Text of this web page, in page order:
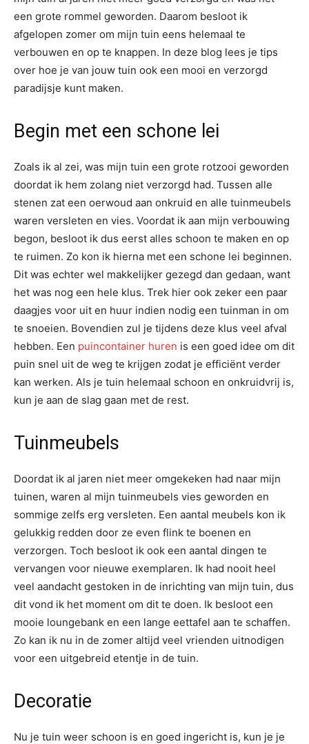
een grote rommel geworden. Daarom besloot ik
afgelopen zomer om mijn tuin eens helemaal te
verbouwen en op te knappen. In deze blog lees je tips
over hoe je van jouw tuin ook een mooi en verzorgd
paradijsje kunt maken.
Begin met een schone lei
Zoals ik al zei, was mijn tuin een grote rotzooi geworden
doordat ik hem zolang niet verzorgd had. Tussen alle
stenen zat een oerwoud aan onkruid en alle tuinmeubels
waren versleten en vies. Voordat ik aan mijn verbouwing
begon, besloot ik dus eerst alles schoon te maken en op
te ruimen. Zo kon ik hierna met een schone lei beginnen.
Dit was echter wel makkelijker gezegd dan gedaan, want
het was nog een hele klus. Trek hier ook zeker een paar
daagjes voor uit en huur indien nodig een tuinman in om
te snoeien. Bovendien zul je tijdens deze klus veel afval
hebben. Een puincontainer huren is een goed idee om dit
puin snel uit de weg te krijgen zodat je efficiënt verder
kan werken. Als je tuin helemaal schoon en onkruidvrij is,
kun je aan de slag gaan met de rest.
Tuinmeubels
Doordat ik al jaren niet meer omgekeken had naar mijn
tuinen, waren al mijn tuinmeubels vies geworden en
sommige zelfs erg versleten. Een aantal meubels kon ik
gelukkig redden door ze even flink te boenen en
verzorgen. Toch besloot ik ook een aantal dingen te
vervangen voor nieuwe exemplaren. Ik had nooit heel
veel aandacht gestoken in de inrichting van mijn tuin, dus
dit vond ik het moment om dit te doen. Ik besloot een
mooie loungebank en een lange eettafel aan te schaffen.
Zo kan ik nu in de zomer altijd veel vrienden uitnodigen
voor een uitgebreid etentje in de tuin.
Decoratie
Nu je tuin weer schoon is en goed ingericht is, kun je je